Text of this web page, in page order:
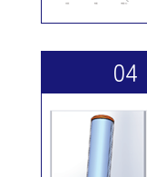
04